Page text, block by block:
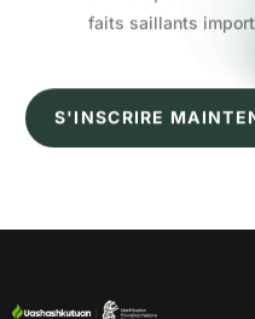
faits saillants